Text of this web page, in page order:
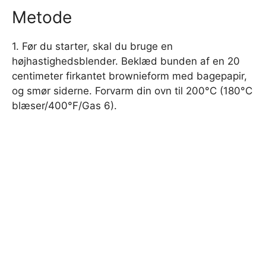
Metode
1. Før du starter, skal du bruge en
højhastighedsblender. Beklæd bunden af ​​en 20
centimeter firkantet brownieform med bagepapir,
og smør siderne. Forvarm din ovn til 200°C (180°C
blæser/400°F/Gas 6).